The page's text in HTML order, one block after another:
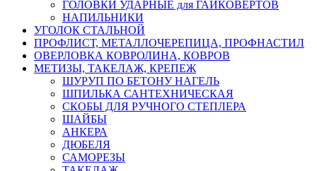
ГОЛОВКИ УДАРНЫЕ для ГАЙКОВЕРТОВ
НАПИЛЬНИКИ
УГОЛОК СТАЛЬНОЙ
ПРОФЛИСТ, МЕТАЛЛОЧЕРЕПИЦА, ПРОФНАСТИЛ
ОВЕРЛОВКА КОВРОЛИНА, КОВРОВ
МЕТИЗЫ, ТАКЕЛАЖ, КРЕПЕЖ
ШУРУП ПО БЕТОНУ НАГЕЛЬ
ШПИЛЬКА САНТЕХНИЧЕСКАЯ
СКОБЫ ДЛЯ РУЧНОГО СТЕПЛЕРА
ШАЙБЫ
АНКЕРА
ДЮБЕЛЯ
САМОРЕЗЫ